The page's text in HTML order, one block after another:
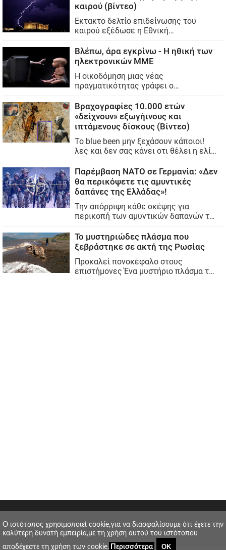
O ιστότοπος χρησιμοποιεί cookie,για να διασφαλίσουμε ότι έχετε την
καλύτερη δυνατή εμπειρία,με τη χρήση αυτού του ιστότοπου
αποδέχεστε τη χρήση των cookie.
Περισσότερα ΟΚ